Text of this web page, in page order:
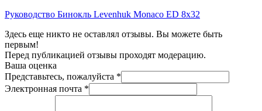
Руководство Бинокль Levenhuk Monaco ED 8x32
Здесь еще никто не оставлял отзывы. Вы можете быть
первым!
Перед публикацией отзывы проходят модерацию.
Ваша оценка
Представьтесь, пожалуйста *
Электронная почта *